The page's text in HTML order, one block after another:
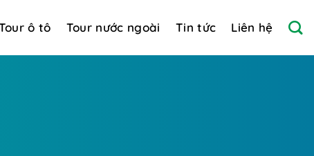
ô tô Tour nước ngoài Tin tức Liên hệ